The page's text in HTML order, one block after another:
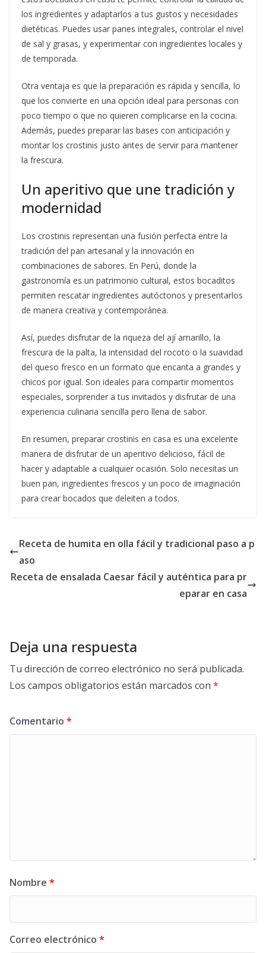
los ingredientes y adaptarlos a tus gustos y necesidades
dietéticas. Puedes usar panes integrales, controlar el nivel
de sal y grasas, y experimentar con ingredientes locales y
de temporada.
Otra ventaja es que la preparación es rápida y sencilla, lo
que los convierte en una opción ideal para personas con
poco tiempo o que no quieren complicarse en la cocina.
Además, puedes preparar las bases con anticipación y
montar los crostinis justo antes de servir para mantener
la frescura.
Un aperitivo que une tradición y
modernidad
Los crostinis representan una fusión perfecta entre la
tradición del pan artesanal y la innovación en
combinaciones de sabores. En Perú, donde la
gastronomía es un patrimonio cultural, estos bocaditos
permiten rescatar ingredientes autóctonos y presentarlos
de manera creativa y contemporánea.
Así, puedes disfrutar de la riqueza del ají amarillo, la
frescura de la palta, la intensidad del rocoto o la suavidad
del queso fresco en un formato que encanta a grandes y
chicos por igual. Son ideales para compartir momentos
especiales, sorprender a tus invitados y disfrutar de una
experiencia culinaria sencilla pero llena de sabor.
En resumen, preparar crostinis en casa es una excelente
manera de disfrutar de un aperitivo delicioso, fácil de
hacer y adaptable a cualquier ocasión. Solo necesitas un
buen pan, ingredientes frescos y un poco de imaginación
para crear bocados que deleiten a todos.
Receta de humita en olla fácil y tradicional paso a p
aso
Receta de ensalada Caesar fácil y auténtica para pr
eparar en casa
Deja una respuesta
Tu dirección de correo electrónico no será publicada.
Los campos obligatorios están marcados con *
Comentario *
Nombre *
Correo electrónico *